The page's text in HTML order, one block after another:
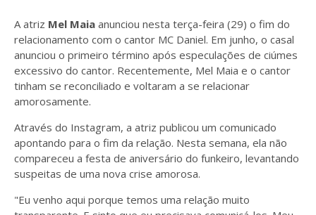
A atriz Mel Maia anunciou nesta terça-feira (29) o fim do
relacionamento com o cantor MC Daniel. Em junho, o casal
anunciou o primeiro término após especulações de ciúmes
excessivo do cantor. Recentemente, Mel Maia e o cantor
tinham se reconciliado e voltaram a se relacionar
amorosamente.
Através do Instagram, a atriz publicou um comunicado
apontando para o fim da relação. Nesta semana, ela não
compareceu a festa de aniversário do funkeiro, levantando
suspeitas de uma nova crise amorosa.
"Eu venho aqui porque temos uma relação muito